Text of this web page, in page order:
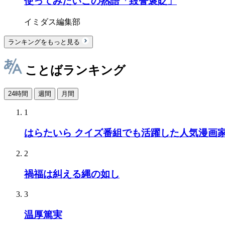
イミダス編集部
ランキングをもっと見る
ことばランキング
24時間 週間 月間
1
はらたいら クイズ番組でも活躍した人気漫画
2
禍福は糾える縄の如し
3
温厚篤実